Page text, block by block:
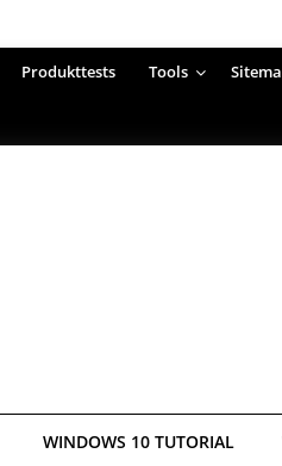
Produkttests Tools
WINDOWS 10 TUTORIAL